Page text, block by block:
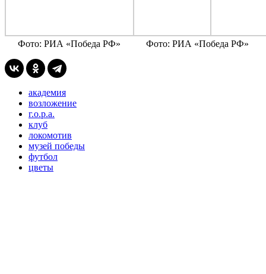
Фото: РИА «Победа РФ» Фото: РИА «Победа РФ»
академия
возложение
г.о.р.а.
клуб
локомотив
музей победы
футбол
цветы